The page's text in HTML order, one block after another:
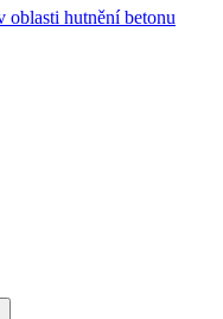
oblasti hutnění betonu